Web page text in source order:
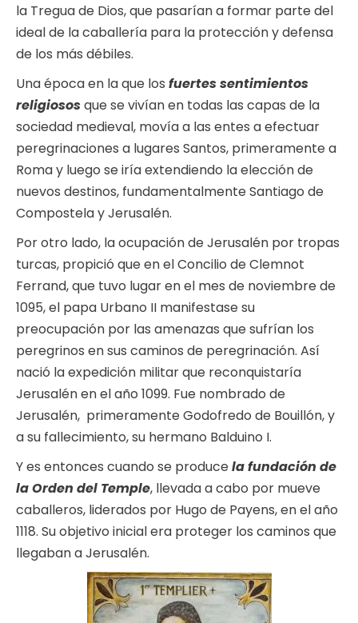
la Tregua de Dios, que pasarían a formar parte del
ideal de la caballería para la protección y defensa
de los más débiles.
Una época en la que los fuertes sentimientos
religiososque se vivían en todas las capas de la
sociedad medieval, movía a las entes a efectuar
peregrinaciones a lugares Santos, primeramente a
Roma y luego se iría extendiendo la elección de
nuevos destinos, fundamentalmente Santiago de
Compostela y Jerusalén.
Por otro lado, la ocupación de Jerusalén por tropas
turcas, propició que en el Concilio de Clemnot
Ferrand, que tuvo lugar en el mes de noviembre de
1095, el papa Urbano II manifestase su
preocupación por las amenazas que sufrían los
peregrinos en sus caminos de peregrinación. Así
nació la expedición militar que reconquistaría
Jerusalén en el año 1099. Fue nombrado de
Jerusalén, primeramente Godofredo de Bouillón, y
a su fallecimiento, su hermano Balduino I.
Y es entonces cuando se producela fundación de
la Orden del Temple, llevada a cabo por mueve
caballeros, liderados por Hugo de Payens, en el año
1118. Su objetivo inicial era proteger los caminos que
llegaban a Jerusalén.